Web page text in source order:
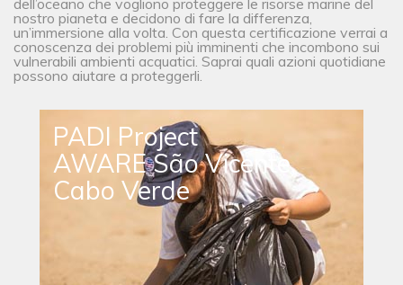
dell’oceano che vogliono proteggere le risorse marine del
nostro pianeta e decidono di fare la differenza,
un’immersione alla volta. Con questa certificazione verrai a
conoscenza dei problemi più imminenti che incombono sui
vulnerabili ambienti acquatici. Saprai quali azioni quotidiane
possono aiutare a proteggerli.
PADI Project
AWARE São Vicente,
Cabo Verde